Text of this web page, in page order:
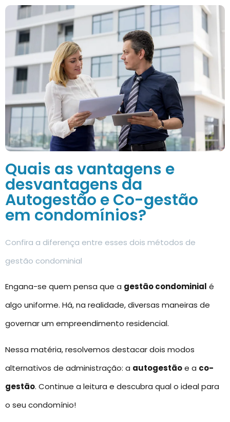
Quais as vantagens e
desvantagens da
Autogestão e Co-gestão
em condomínios?
Confira a diferença entre esses dois métodos de
gestão condominial
Engana-se quem pensa que a gestão condominial é
algo uniforme. Há, na realidade, diversas maneiras de
governar um empreendimento residencial.
Nessa matéria, resolvemos destacar dois modos
alternativos de administração: a autogestãoe a co-
gestão. Continue a leitura e descubra qual o ideal para
o seu condomínio!